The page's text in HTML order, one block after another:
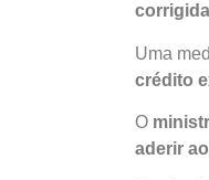
Uma
crédito
O
aderir